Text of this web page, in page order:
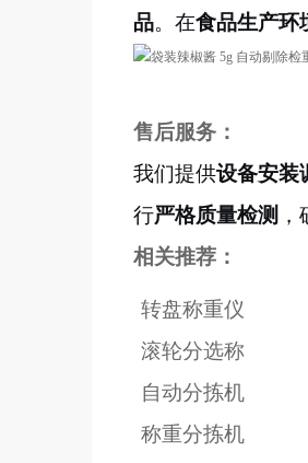
品。在食品生产环
售后服务：
我们提供设备安装
行严格质量检测
相关推荐：
转盘称重仪
滚轮分选称
自动分拣机
称重分拣机